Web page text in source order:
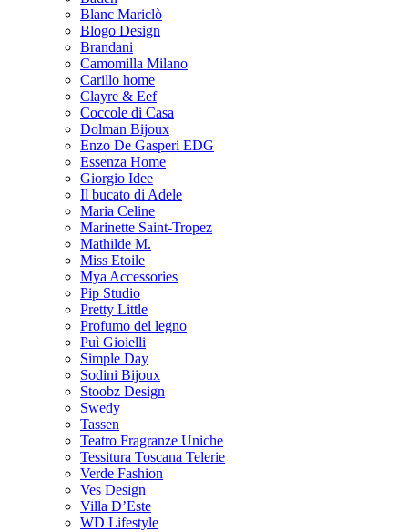
Blanc Mariclò
Blogo Design
Brandani
Camomilla Milano
Carillo home
Clayre & Eef
Coccole di Casa
Dolman Bijoux
Enzo De Gasperi EDG
Essenza Home
Giorgio Idee
Il bucato di Adele
Maria Celine
Marinette Saint-Tropez
Mathilde M.
Miss Etoile
Mya Accessories
Pip Studio
Pretty Little
Profumo del legno
Puì Gioielli
Simple Day
Sodini Bijoux
Stoobz Design
Swedy
Tassen
Teatro Fragranze Uniche
Tessitura Toscana Telerie
Verde Fashion
Ves Design
Villa D’Este
WD Lifestyle